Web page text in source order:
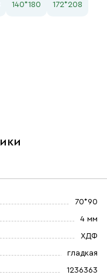
140*180 172*208
70*90
4 мм
ХДФ
гладкая
1236363